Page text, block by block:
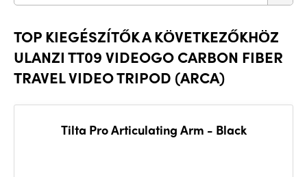
TOP KIEGÉSZÍTŐK A KÖVETKEZŐKHÖZ
ULANZI TT09 VIDEOGO CARBON FIBER
TRAVEL VIDEO TRIPOD (ARCA)
Tilta Pro Articulating Arm - Black